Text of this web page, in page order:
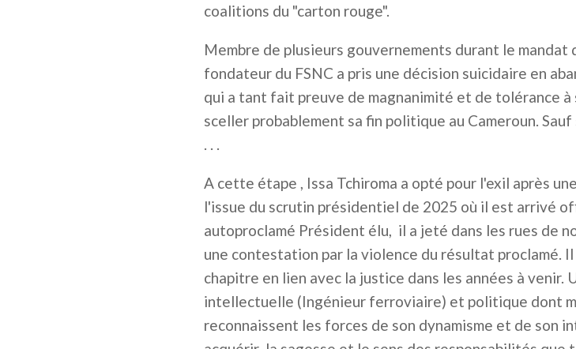
coalitions du "carton rouge".
Membre de plusieurs gouvernements durant le
fondateur du FSNC a pris une décision suicidaire en
qui a tant fait preuve de magnanimité et de tolérance
sceller probablement sa fin politique au Cameroun.
. . .
A cette étape , Issa Tchiroma a opté pour l'exil après
l'issue du scrutin présidentiel de 2025 où il est arrivé
autoproclamé Président élu, il a jeté dans les rues de
une contestation par la violence du résultat proclamé.
chapitre en lien avec la justice dans les années à venir.
intellectuelle (Ingénieur ferroviaire) et politique dont
reconnaissent les forces de son dynamisme et de son